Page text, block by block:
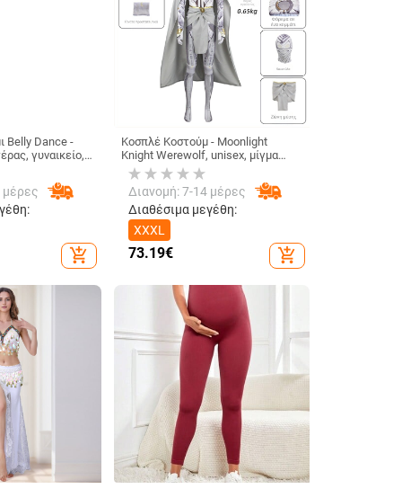
Belly Dance -
γυναικείο,
κατάλληλο για
χορό και
μέρες
add_shopping_cart
Κοσπλέ Κοστούμ - Moonlight
Knight Werewolf, unisex, μίγμα
βαμβακιού-πολυεστέρα,
υφασμάτινο υλικό τύπου uniform,
κατάλληλο για παιχνίδια/ρολ-πλέι
anime
Διανομή: 7-14 μέρες
Διαθέσιμα μεγέθη:
XXXL
73.19€ add_shopping_cart